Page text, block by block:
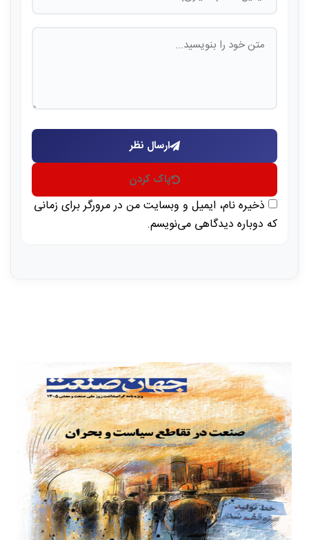
ارسال نظر
پاک کردن
ذخیره نام، ایمیل و وبسایت من در مرورگر برای زمانی
که دوباره دیدگاهی می‌نویسم.